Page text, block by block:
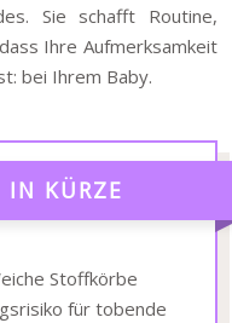
Sie schafft Routine,
Ihre Aufmerksamkeit
bei Ihrem Baby.
IN KÜRZE
Stoffkörbe
für tobende